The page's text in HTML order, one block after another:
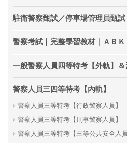
駐衛警察甄試／停車場管理員甄試
警察考試｜完整學習教材｜ＡＢＫ
一般警察人員四等特考【外軌】
警察人員三四等特考【內軌】
警察人員三等特考【行政警察人員】
警察人員三等特考【刑事警察人員】
警察人員三等特考【三等公共安全人員